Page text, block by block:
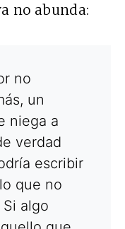
no abunda:
no
un
niega a
verdad
escribir
que no
algo